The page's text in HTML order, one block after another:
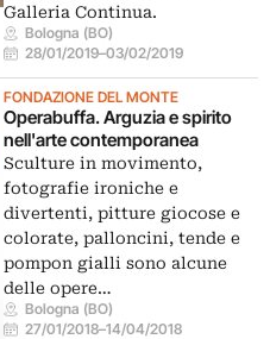
Galleria Continua.
Bologna (BO)
28/01/2019–03/02/2019
FONDAZIONE DEL MONTE
Operabuffa. Arguzia e spirito
nell'arte contemporanea
Sculture in movimento,
fotografie ironiche e
divertenti, pitture giocose e
colorate, palloncini, tende e
pompon gialli sono alcune
delle opere…
Bologna (BO)
27/01/2018–14/04/2018